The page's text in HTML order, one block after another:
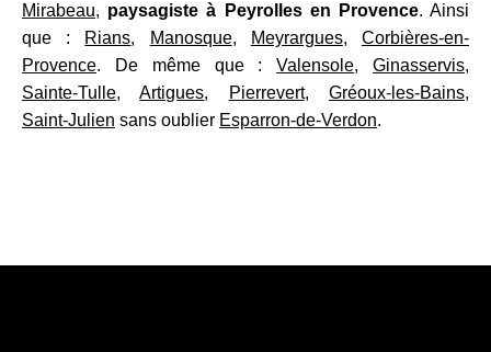
Mirabeau, paysagiste à Peyrolles en Provence. Ainsi
que : Rians, Manosque, Meyrargues,Corbières-en-
Provence. De même que :Valensole,Ginasservis,
Sainte-Tulle,Artigues, Pierrevert,Gréoux-les-Bains,
Saint-Julien sans oublier Esparron-de-Verdon.